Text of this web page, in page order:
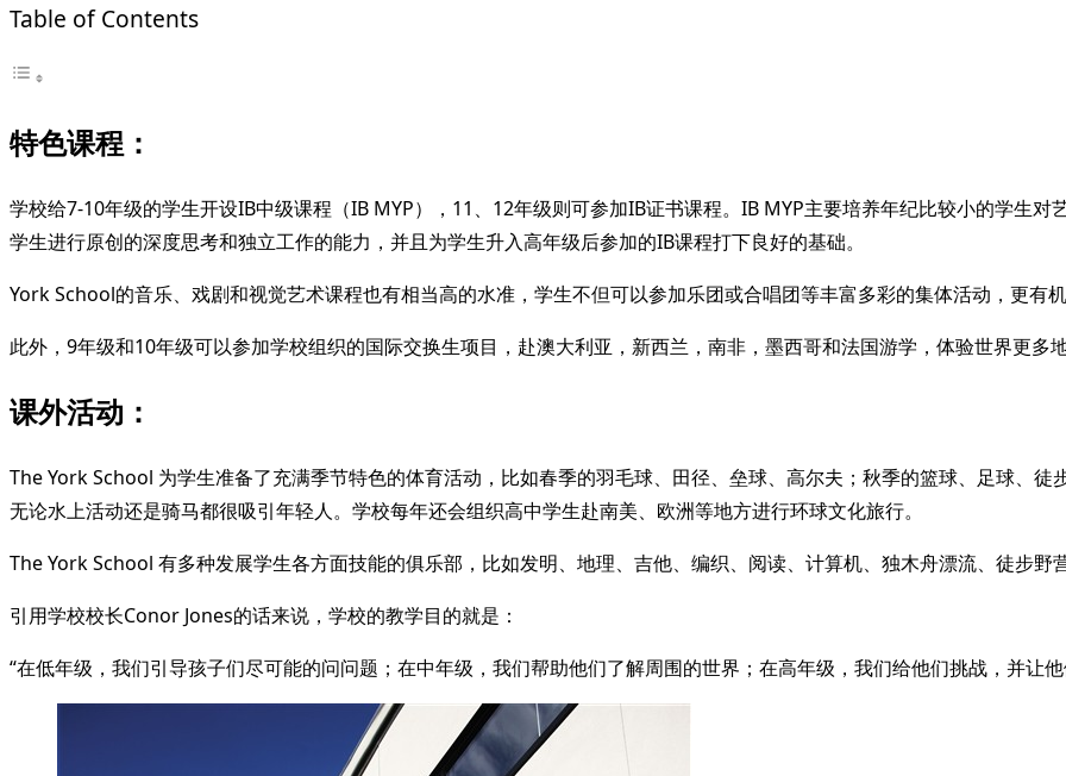
Table of Contents
特色课程：
学校给7-10年级的学生开设IB中级课程（IB MYP），11、12年级则可参加IB证书课程。IB MYP主要培养年纪比较小的学生
学生进行原创的深度思考和独立工作的能力，并且为学生升入高年级后参加的IB课程打下良好的基础。
York School的音乐、戏剧和视觉艺术课程也有相当高的水准，学生不但可以参加乐团或合唱团等丰富多彩的集体活动，更有
此外，9年级和10年级可以参加学校组织的国际交换生项目，赴澳大利亚，新西兰，南非，墨西哥和法国游学，体验世界更多
课外活动：
The York School 为学生准备了充满季节特色的体育活动，比如春季的羽毛球、田径、垒球、高尔夫；秋季的篮球、足球、徒
无论水上活动还是骑马都很吸引年轻人。学校每年还会组织高中学生赴南美、欧洲等地方进行环球文化旅行。
The York School 有多种发展学生各方面技能的俱乐部，比如发明、地理、吉他、编织、阅读、计算机、独木舟漂流、徒步野
引用学校校长Conor Jones的话来说，学校的教学目的就是：
“在低年级，我们引导孩子们尽可能的问问题；在中年级，我们帮助他们了解周围的世界；在高年级，我们给他们挑战，并让